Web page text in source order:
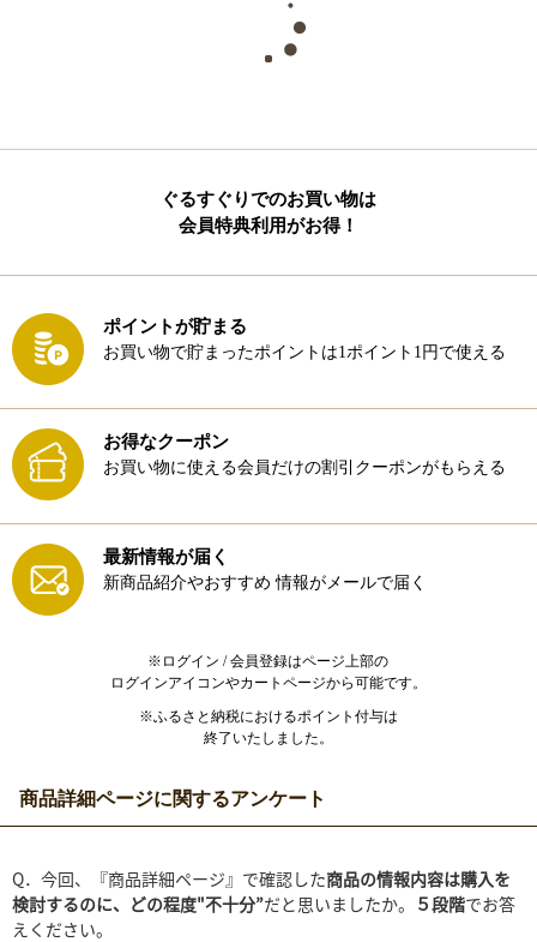
ぐるすぐりでのお買い物は
会員特典利用がお得！
ポイントが貯まる
お買い物で貯まったポイントは1ポイント1円で使える
お得なクーポン
お買い物に使える会員だけの割引クーポンがもらえる
最新情報が届く
新商品紹介やおすすめ 情報がメールで届く
※ログイン / 会員登録はページ上部の
ログインアイコンやカートページから可能です。
※ふるさと納税におけるポイント付与は
終了いたしました。
商品詳細ページに関するアンケート